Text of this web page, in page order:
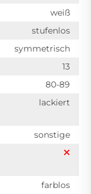
weiß
stufenlos
symmetrisch
13
80-89
lackiert
sonstige
farblos